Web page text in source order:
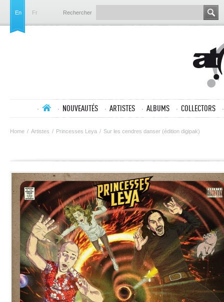
En Fr Rechercher
NOUVEAUTÉS ARTISTES ALBUMS COLLECTORS
Home / Artistes / Princesses Leya / Sur les cendres danser (édition digipak)